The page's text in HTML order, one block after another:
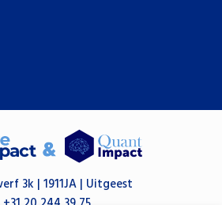
3k | 1911JA | Uitgeest